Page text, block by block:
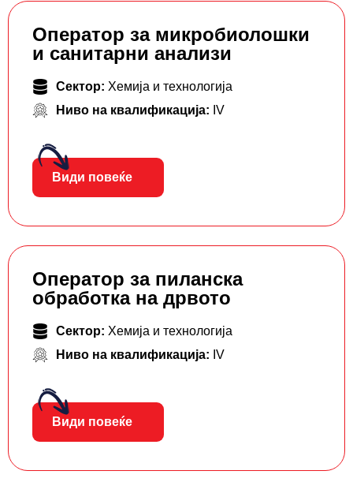
Оператор за микробиолошки
и санитарни анализи
Сектор: Хемија и технологија
Ниво на квалификација: IV
Види повеќе
Оператор за пиланска
обработка на дрвото
Сектор: Хемија и технологија
Ниво на квалификација: IV
Види повеќе